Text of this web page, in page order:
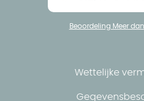
Ons gemiddelde :
Beoordeling Meer
Wettelijke